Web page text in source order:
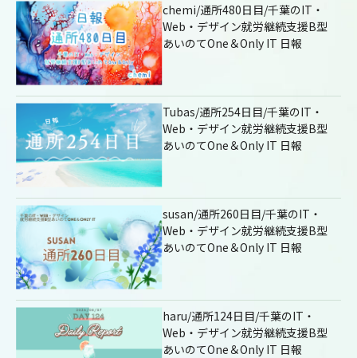
chemi/通所480日目/千葉のIT・
Web・デザイン就労継続支援B型
あいのてOne＆Only IT 日報
Tubas/通所254日目/千葉のIT・
Web・デザイン就労継続支援B型
あいのてOne＆Only IT 日報
susan/通所260日目/千葉のIT・
Web・デザイン就労継続支援B型
あいのてOne＆Only IT 日報
haru/通所124日目/千葉のIT・
Web・デザイン就労継続支援B型
あいのてOne＆Only IT 日報